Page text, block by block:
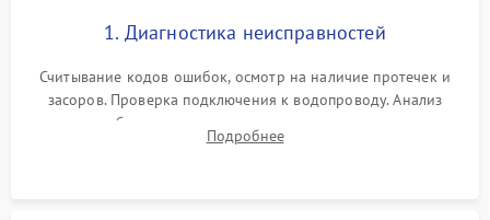
1. Диагностика неисправностей
Считывание кодов ошибок, осмотр на наличие протечек и
засоров. Проверка подключения к водопроводу. Анализ
жалоб на отсутствие слива, нагрева, вращения
разбрызгивателей или срабатывание системы защиты
Подробнее